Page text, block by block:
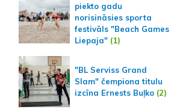
piekto gadu
norisināsies sporta
festivāls "Beach Games
Liepaja"(1)
"BL Serviss Grand
Slam" čempiona titulu
izcīna Ernests Buļko(2)